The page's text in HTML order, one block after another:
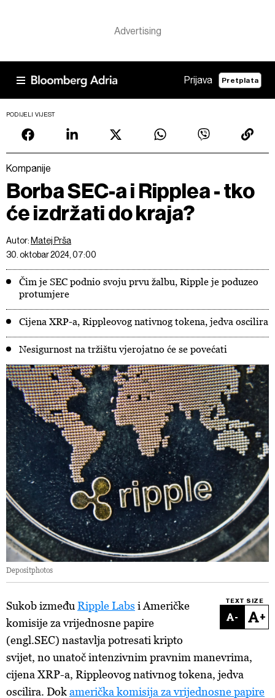
Prijava Pretplata
PODIJELI VIJEST
Kompanije
Borba SEC-a i Ripplea - tko
će izdržati do kraja?
Autor: Matej Prša
30. oktobar 2024, 07:00
Čim je SEC podnio svoju prvu žalbu, Ripple je poduzeo
protumjere
Cijena XRP-a, Rippleovog nativnog tokena, jedva oscilira
Nesigurnost na tržištu vjerojatno će se povećati
Depositphotos
TEXT SIZE
- +
Sukob između Ripple Labs i Američke
komisije za vrijednosne papire
(engl.SEC) nastavlja potresati kripto
svijet, no unatoč intenzivnim pravnim manevrima,
cijena XRP-a, Rippleovog nativnog tokena, jedva
oscilira. Dokamerička komisija za vrijednosne papire